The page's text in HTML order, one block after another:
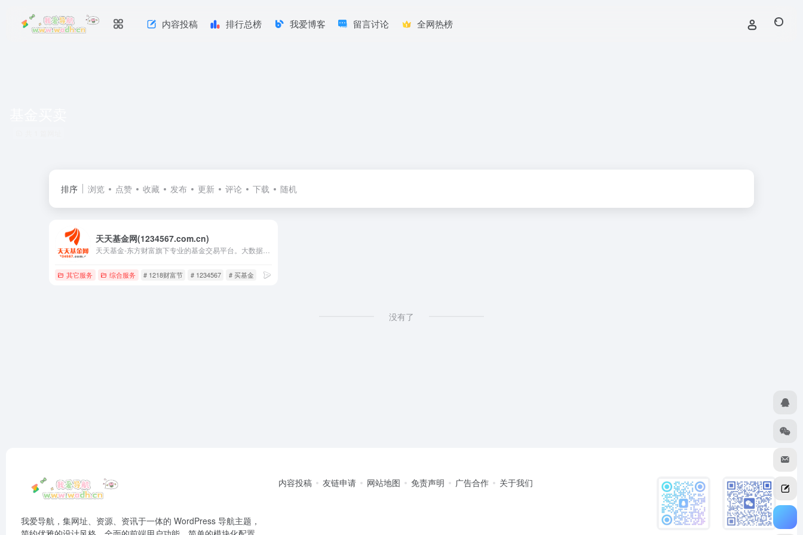
内容投稿 排行总榜 我爱博客 留言讨论 全网热榜
排序 浏览 点赞 收藏 发布 更新 评论 下载 随机
天天基金网(1234567.com.cn)
其它服务 综合服务 # 1218财富节 # 1234567 # 买基金
没有了
我爱导航，集网址、资源、资讯于一体的 WordPress 导航主题，
内容投稿 友链申请 网站地图 免责声明 广告合作 关于我们